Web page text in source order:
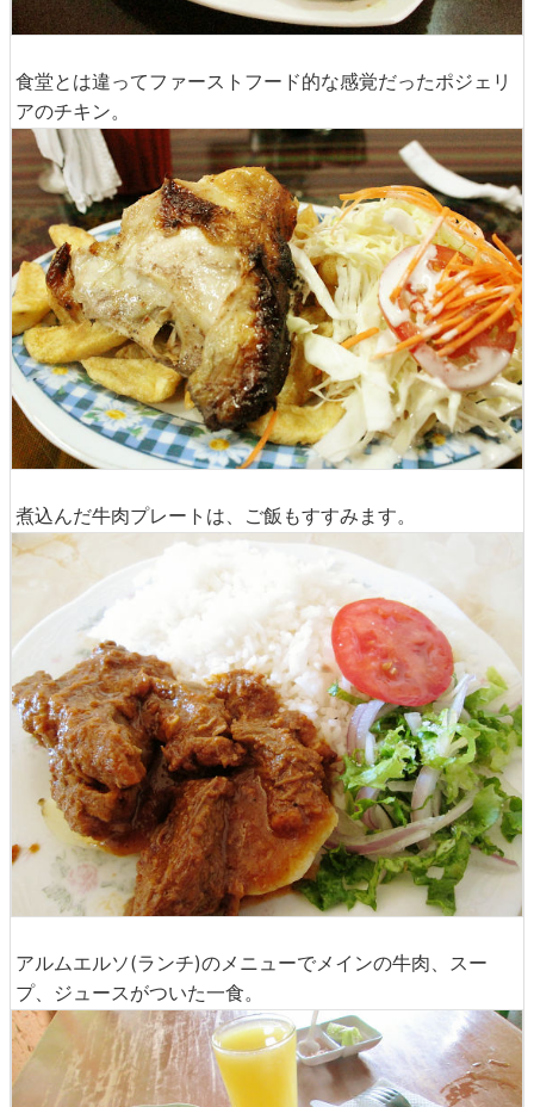
食堂とは違ってファーストフード的な感覚だったポジェリ
アのチキン。
煮込んだ牛肉プレートは、ご飯もすすみます。
アルムエルソ(ランチ)のメニューでメインの牛肉、スー
プ、ジュースがついた一食。